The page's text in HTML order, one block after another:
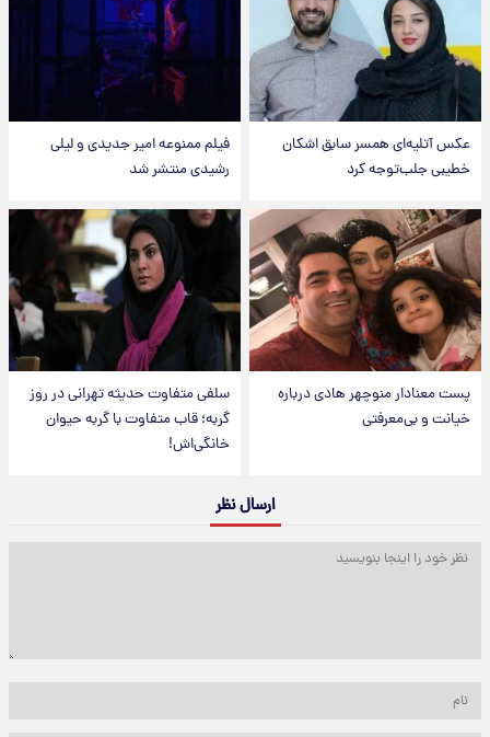
عکس‌ آتلیه‌ای همسر سابق اشکان
خطیبی جلب‌توجه کرد
فیلم ممنوعه امیر جدیدی و لیلی
رشیدی منتشر شد
پست معنادار منوچهر هادی درباره
خیانت و بی‌معرفتی
سلفی متفاوت حدیثه تهرانی در روز
گربه؛ قاب متفاوت با گربه حیوان
خانگی‌اش!
ارسال نظر